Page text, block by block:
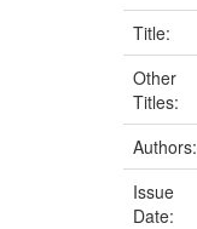
Title:
Other
Titles:
Authors:
Issue
Date: